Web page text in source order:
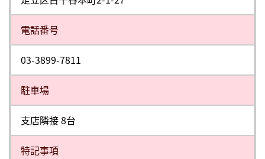
電話番号
03-3899-7811
駐⾞場
支店隣接 8台
特記事項